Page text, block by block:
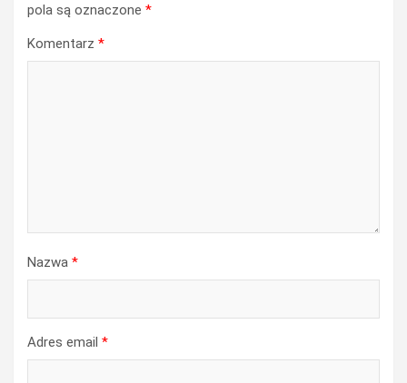
pola są oznaczone *
Komentarz *
Nazwa *
Adres email *